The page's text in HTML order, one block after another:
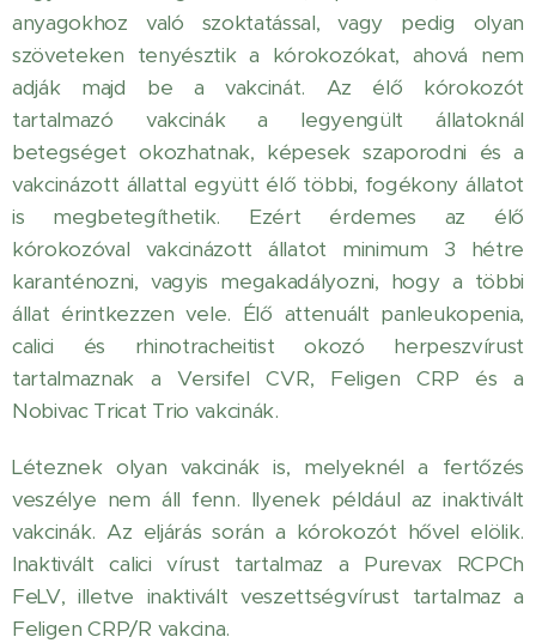
anyagokhoz való szoktatással, vagy pedig olyan
szöveteken tenyésztik a kórokozókat, ahová nem
adják majd be a vakcinát. Az élő kórokozót
tartalmazó vakcinák a legyengült állatoknál
betegséget okozhatnak, képesek szaporodni és a
vakcinázott állattal együtt élő többi, fogékony állatot
is megbetegíthetik. Ezért érdemes az élő
kórokozóval vakcinázott állatot minimum 3 hétre
karanténozni, vagyis megakadályozni, hogy a többi
állat érintkezzen vele. Élő attenuált panleukopenia,
calici és rhinotracheitist okozó herpeszvírust
tartalmaznak a Versifel CVR, Feligen CRP és a
Nobivac Tricat Trio vakcinák.
Léteznek olyan vakcinák is, melyeknél a fertőzés
veszélye nem áll fenn. Ilyenek például az inaktivált
vakcinák. Az eljárás során a kórokozót hővel elölik.
Inaktivált calici vírust tartalmaz a Purevax RCPCh
FeLV, illetve inaktivált veszettségvírust tartalmaz a
Feligen CRP/R vakcina.